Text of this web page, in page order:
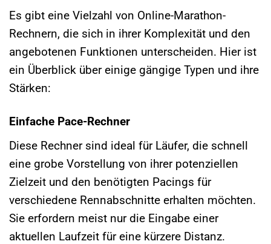
Es gibt eine Vielzahl von Online-Marathon-
Rechnern, die sich in ihrer Komplexität und den
angebotenen Funktionen unterscheiden. Hier ist
ein Überblick über einige gängige Typen und ihre
Stärken:
Einfache Pace-Rechner
Diese Rechner sind ideal für Läufer, die schnell
eine grobe Vorstellung von ihrer potenziellen
Zielzeit und den benötigten Pacings für
verschiedene Rennabschnitte erhalten möchten.
Sie erfordern meist nur die Eingabe einer
aktuellen Laufzeit für eine kürzere Distanz.